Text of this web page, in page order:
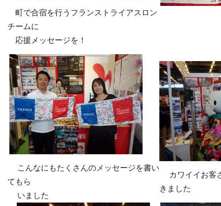
町で合宿を行うフランストライアスロン
チームに
応援メッセージを！
こんなにもたくさんのメッセージを書い
てもら
いました
カワイイお客
きました